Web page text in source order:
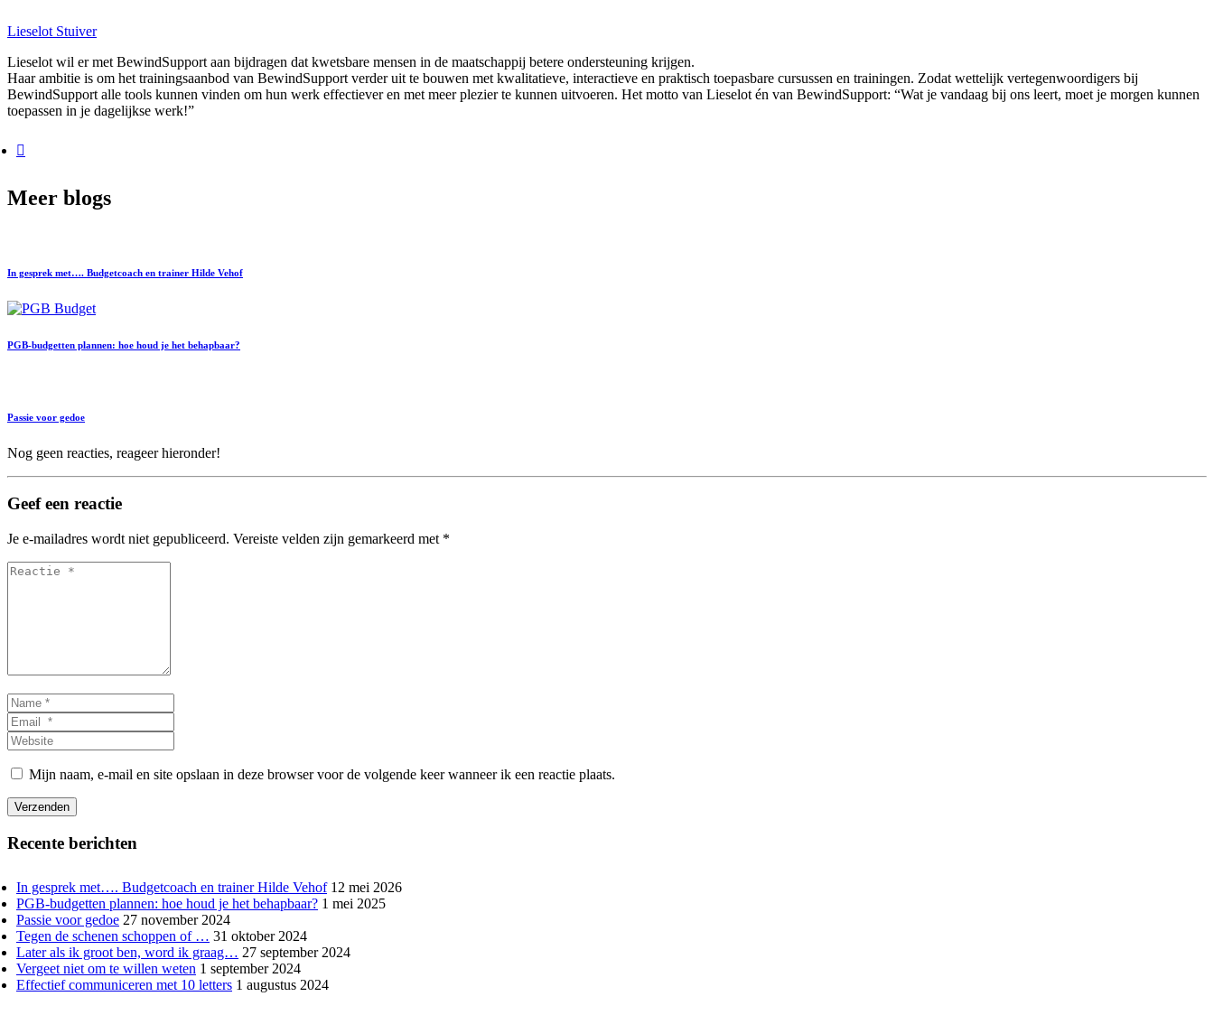
Lieselot Stuiver
Lieselot wil er met BewindSupport aan bijdragen dat kwetsbare mensen in de maatschappij betere ondersteuning krijgen.
Haar ambitie is om het trainingsaanbod van BewindSupport verder uit te bouwen met kwalitatieve, interactieve en praktisch toepasbare cursussen en trainingen. Zodat wettelijk vertegenwoordigers bij
BewindSupport alle tools kunnen vinden om hun werk effectiever en met meer plezier te kunnen uitvoeren. Het motto van Lieselot én van BewindSupport: “Wat je vandaag bij ons leert, moet je morgen kunnen
toepassen in je dagelijkse werk!”
Meer blogs
In gesprek met…. Budgetcoach en trainer Hilde Vehof
PGB-budgetten plannen: hoe houd je het behapbaar?
Passie voor gedoe
Nog geen reacties, reageer hieronder!
Geef een reactie
Je e-mailadres wordt niet gepubliceerd. Vereiste velden zijn gemarkeerd met *
Reactie
Name
*Email
*Website
Mijn naam, e-mail en site opslaan in deze browser voor de volgende keer wanneer ik een reactie plaats.
Verzenden
Recente berichten
In gesprek met…. Budgetcoach en trainer Hilde Vehof 12 mei 2026
PGB-budgetten plannen: hoe houd je het behapbaar? 1 mei 2025
Passie voor gedoe 27 november 2024
Tegen de schenen schoppen of … 31 oktober 2024
Later als ik groot ben, word ik graag… 27 september 2024
Vergeet niet om te willen weten 1 september 2024
Effectief communiceren met 10 letters 1 augustus 2024